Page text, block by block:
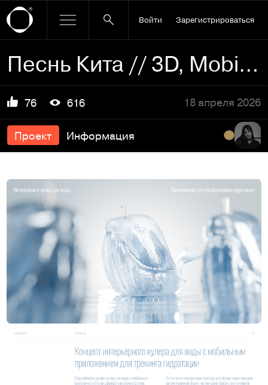
Войти Зарегистрироваться
Песнь Кита // 3D, Mobile App
76 616 18 апреля 2026
Проект Информация